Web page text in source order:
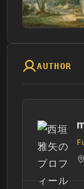
AUTHOR